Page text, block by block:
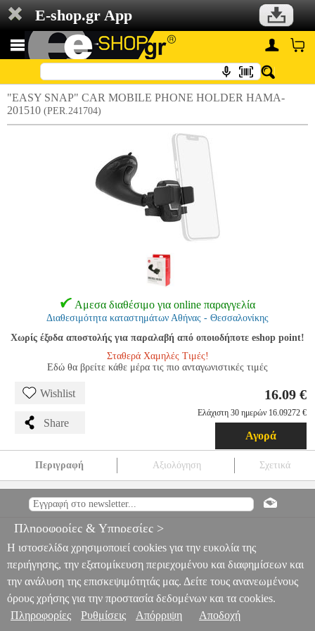
E-shop.gr App
"EASY SNAP" CAR MOBILE PHONE HOLDER HAMA-
201510 (PER.241704)
Αμεσα διαθέσιμο για online παραγγελία
Διαθεσιμότητα καταστημάτων Αθήνας - Θεσσαλονίκης
Χωρίς έξοδα αποστολής για παραλαβή από οποιοδήποτε eshop point!
Σταθερά Χαμηλές Τιμές!
Εδώ θα βρείτε κάθε μέρα τις πιο ανταγωνιστικές τιμές
Wishlist
Share
16.09 €
Ελάχιστη 30 ημερών 16.09272 €
Αγορά
Περιγραφή Αξιολόγηση Σχετικά
PER.241704 PER.241704
ΒΑΣΕΙΣ
HOLDER HAMA-201510
16.09
Πληροφορίες & Υπηρεσίες >
Η ιστοσελίδα χρησιμοποιεί cookies για την ευκολία της
περιήγησης, την εξατομίκευση περιεχομένου και διαφημίσεων και
την ανάλυση της επισκεψιμότητάς μας. Δείτε τους ανανεωμένους
όρους χρήσης για την προστασία δεδομένων και τα cookies.
Πληροφορίες
Ρυθμίσεις Απόρριψη Αποδοχή